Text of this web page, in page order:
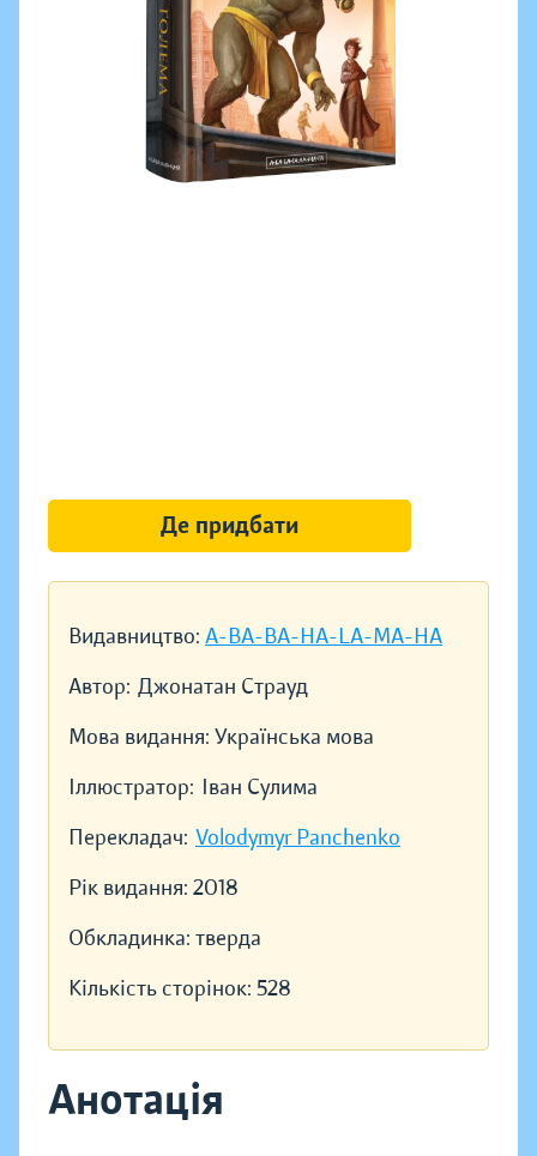
Видавництво: A-BA-BA-HA-LA-MA-HA
Автор: Джонатан Страуд
Мова видання: Українська мова
Іллюстратор: Іван Сулима
Перекладач: Volodymyr Panchenko
Рік видання: 2018
Обкладинка: тверда
Кількість сторінок: 528
Анотація
Де придбати